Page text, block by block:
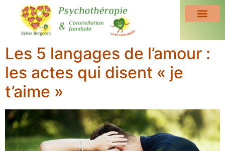
Les 5 langages de l’amour :
les actes qui disent « je
t’aime »